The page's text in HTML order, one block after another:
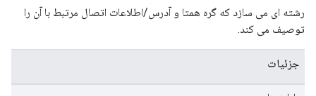
رشته ای می سازد که گره همتا و آدرس/اطلاعات اتصال مرتبط با آن را
توصیف می کند.
جزئیات